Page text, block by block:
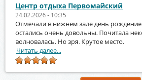
Центр отдыха Первомайский
24.02.2026 - 10:35
Отмечали в нижнем зале день рождение
остались очень довольны. Почитала
волновалась. Но зря. Крутое место.
Читать далее...